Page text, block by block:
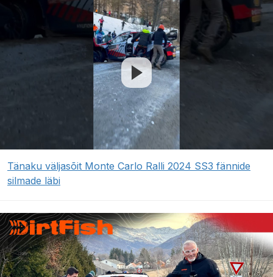
Tänaku väljasõit Monte Carlo Ralli 2024 SS3 fännide
silmade läbi